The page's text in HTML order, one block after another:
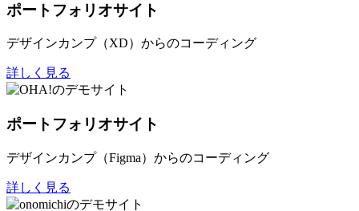
ポートフォリオサイト
デザインカンプ（XD）からのコーディング
詳しく見る
ポートフォリオサイト
デザインカンプ（Figma）からのコーディング
詳しく見る